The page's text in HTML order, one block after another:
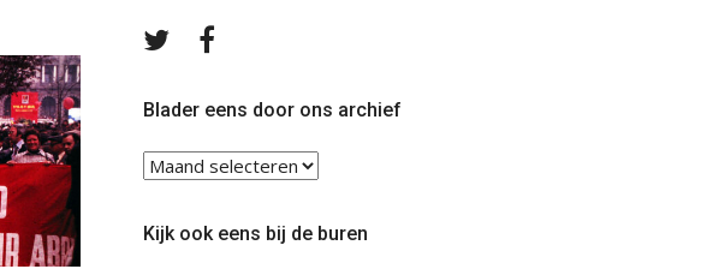
Volg
TwitterFacebook
Blader eens door ons archief
Blader
eens
ons
Kijk ook eens bij de buren